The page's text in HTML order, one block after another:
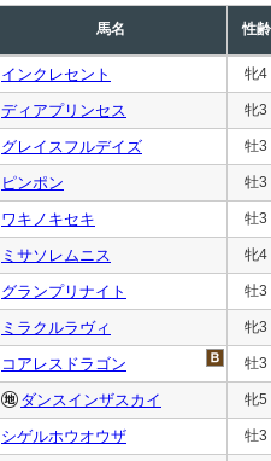
馬名 性齢
インクレセント 牝4
ディアプリンセス 牝3
グレイスフルデイズ 牡3
ピンポン 牡3
ワキノキセキ 牡3
ミサソレムニス 牝4
グランプリナイト 牡3
ミラクルラヴィ 牝3
コアレスドラゴン 牡3
ダンスインザスカイ 牝5
シゲルホウオウザ 牡3